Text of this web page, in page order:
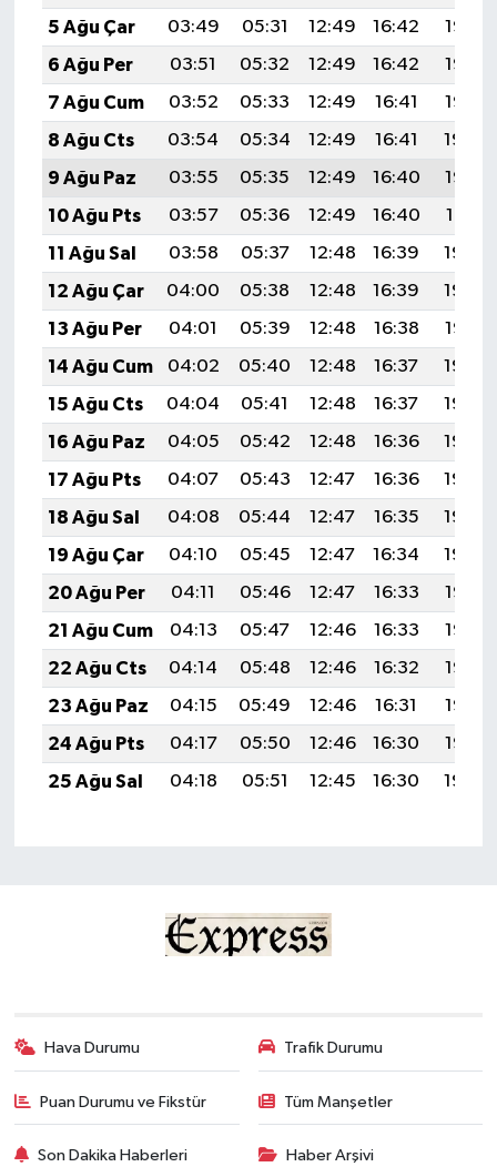
5 Ağu Çar
03:49 05:31 12:49 16:42
19:58
6 Ağu Per
03:51 05:32 12:49 16:42
19:56
7 Ağu Cum
03:52 05:33 12:49 16:41
19:55
8 Ağu Cts
03:54 05:34 12:49 16:41
19:54
9 Ağu Paz
03:55 05:35 12:49 16:40
19:53
10 Ağu Pts
03:57 05:36 12:49 16:40
19:51
11 Ağu Sal
03:58 05:37 12:48 16:39
19:50
12 Ağu Çar
04:00 05:38 12:48 16:39
19:49
13 Ağu Per
04:01 05:39 12:48 16:38
19:47
14 Ağu Cum
04:02 05:40 12:48 16:37
19:46
15 Ağu Cts
04:04 05:41 12:48 16:37
19:45
16 Ağu Paz
04:05 05:42 12:48 16:36
19:43
17 Ağu Pts
04:07 05:43 12:47 16:36
19:42
18 Ağu Sal
04:08 05:44 12:47 16:35
19:40
19 Ağu Çar
04:10 05:45 12:47 16:34
19:39
20 Ağu Per
04:11 05:46 12:47 16:33
19:38
21 Ağu Cum
04:13 05:47 12:46 16:33
19:36
22 Ağu Cts
04:14 05:48 12:46 16:32
19:35
23 Ağu Paz
04:15 05:49 12:46 16:31
19:33
24 Ağu Pts
04:17 05:50 12:46 16:30
19:32
25 Ağu Sal
04:18 05:51 12:45 16:30 19:30
Hava Durumu Trafik Durumu
Puan Durumu ve Fikstür Tüm Manşetler
Son Dakika Haberleri Haber Arşivi